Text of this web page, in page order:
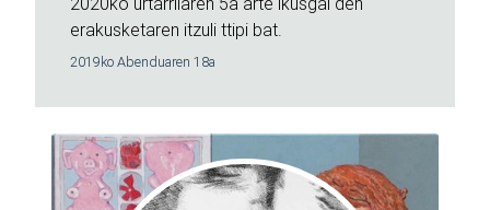
erakusketaren itzuli ttipi bat.
2019ko Abenduaren 18a